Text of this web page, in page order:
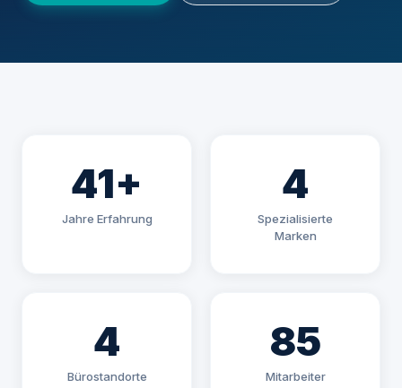
41+
Jahre Erfahrung
4
Spezialisierte
Marken
4
Bürostandorte
85
Mitarbeiter